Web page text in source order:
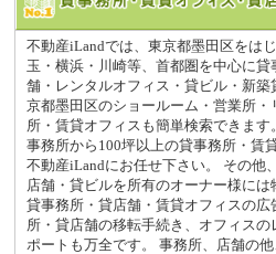
不動産iLandでは、東京都墨田区をは
玉・横浜・川崎等、首都圏を中心に
舗・レンタルオフィス・貸ビル・新
京都墨田区のショールーム・営業所
所・賃貸オフィスも簡単検索できます
事務所から100坪以上の貸事務所・賃
不動産iLandにお任せ下さい。 その他
店舗・貸ビルを所有のオーナー様に
貸事務所・貸店舗・賃貸オフィスの
所・貸店舗の移転手続き、オフィス
ポートも万全です。 事務所、店舗の